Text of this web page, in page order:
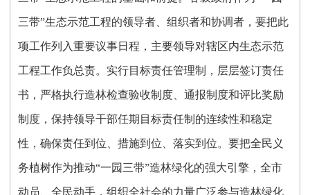
三带”生态示范工程的领导者、组织者和协调者，要把此
项工作列入重要议事日程，主要领导对辖区内生态示范
工程工作负总责。实行目标责任管理制，层层签订责任
书，严格执行造林检查验收制度、通报制度和评比奖励
制度，保持领导干部任期目标责任制的连续性和稳定
性，确保责任到位、措施到位、落实到位。要把全民义
务植树作为推动“一园三带”造林绿化的强大引擎，全市
动员、全民动手，组织全社会的力量广泛参与造林绿化